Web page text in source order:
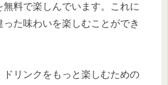
無料で楽しんでいます。これに
った味わいを楽しむことができ
ドリンクをもっと楽しむための